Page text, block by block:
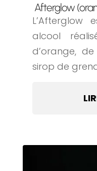
Afterglow
L’Afterglow
alcool
d’orange,
sirop de